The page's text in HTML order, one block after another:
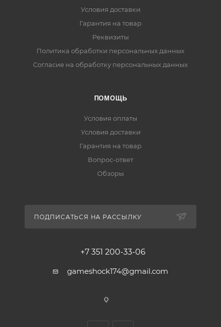
Условия доставки
Гарантия на товар
Реквизиты
Политика обработки персональных данных
Согласие на обработку персональных данных
ПОМОЩЬ
Условия оплаты
Условия доставки
Гарантия на товар
Вопрос-ответ
Обзоры
ПОДПИСАТЬСЯ НА РАССЫЛКУ
+7 351 200-33-06
gameshock174@gmail.com